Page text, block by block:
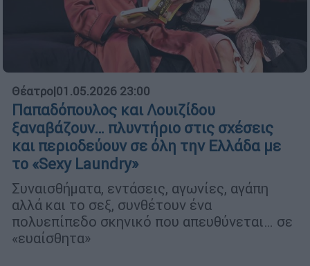
Θέατρο|01.05.2026 23:00
Παπαδόπουλος και Λουιζίδου
ξαναβάζουν… πλυντήριο στις σχέσεις
και περιοδεύουν σε όλη την Ελλάδα με
το «Sexy Laundry»
Συναισθήματα, εντάσεις, αγωνίες, αγάπη
αλλά και το σεξ, συνθέτουν ένα
πολυεπίπεδο σκηνικό που απευθύνεται… σε
«ευαίσθητα»